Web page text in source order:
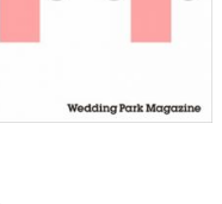
ブルごとに上座から主
座となり1→8の順番で